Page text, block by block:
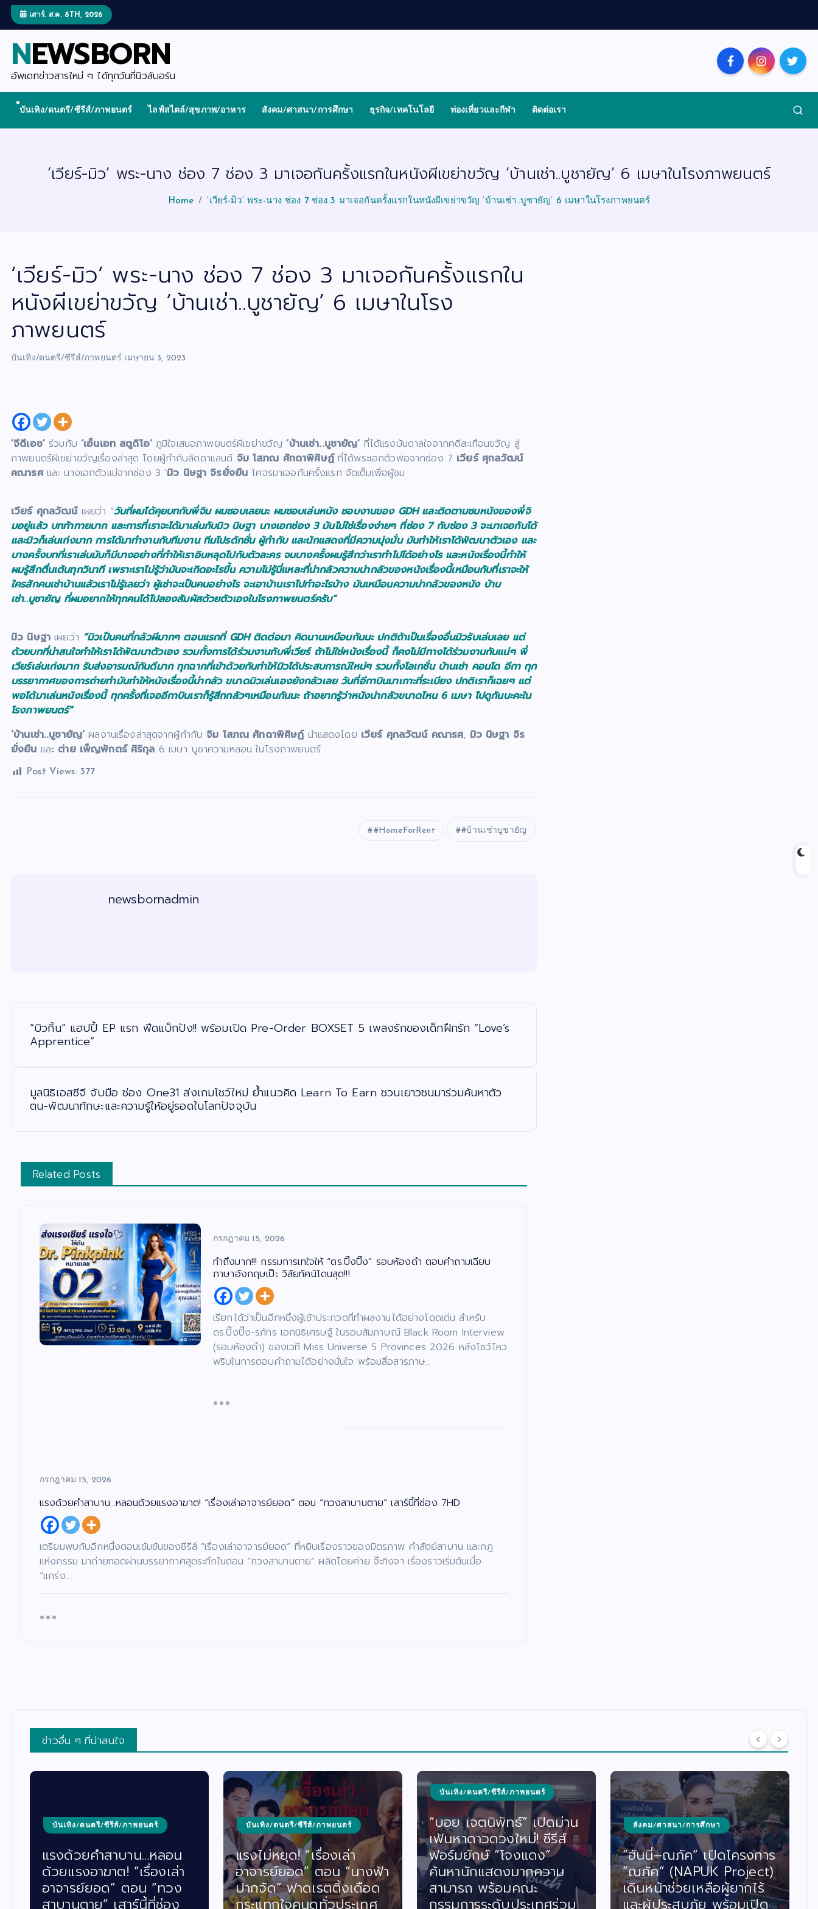
t
เสาร์. ส.ค. 8TH, 2026
NEWSBORN
อัพเดทข่าวสารใหม่ ๆ ได้ทุกวันที่นิวส์บอร์น
บันเทิง/ดนตรี/ซีรีส์/ภาพยนตร์ ไลฟ์สไตล์/สุขภาพ/อาหาร สังคม/ศาสนา/การศึกษา ธุรกิจ/เทคโนโลยี ท่องเที่ยวและกีฬา ติดต่อเรา
‘เวียร์-มิว’ พระ-นาง ช่อง 7 ช่อง 3 มาเจอกันครั้งแรกในหนังผีเขย่าขวัญ ‘บ้านเช่า..บูชายัญ’ 6 เมษาในโรงภาพยนตร์
Home ‘เวียร์-มิว’ พระ-นาง ช่อง 7 ช่อง 3 มาเจอกันครั้งแรกในหนังผีเขย่าขวัญ ‘บ้านเช่า..บูชายัญ’ 6 เมษาในโรงภาพยนตร์
‘เวียร์-มิว’ พระ-นาง ช่อง 7 ช่อง 3 มาเจอกันครั้งแรกใน
หนังผีเขย่าขวัญ ‘บ้านเช่า..บูชายัญ’ 6 เมษาในโรง
ภาพยนตร์
บันเทิง/ดนตรี/ซีรีส์/ภาพยนตร์ เมษายน 3, 2023
‘จีดีเอช’ร่วมกับ ‘เอ็นเอท สตูดิโอ’ภูมิใจเสนอภาพยนตร์ผีเขย่าขวัญ‘บ้านเช่า..บูชายัญ’ที่ได้แรงบันดาลใจจากคดีสะเทือนขวัญ สู่
ภาพยนตร์ผีเขย่าขวัญเรื่องล่าสุด โดยผู้กำกับลัดดาแลนด์ จิม โสภณ ศักดาพิศิษฏ์ ที่ได้พระเอกตัวพ่อจากช่อง 7 เวียร์ ศุกลวัฒน์
คณารศและ นางเอกตัวแม่จากช่อง 3 ‘มิว นิษฐา จิรยั่งยืน โคจรมาเจอกันครั้งแรก จัดเต็มเพื่อผู้ชม
เวียร์ ศุกลวัฒน์เผยว่า “วันที่ผมได้คุยบทกับพี่จิม ผมชอบเลยนะ ผมชอบเล่นหนัง ชอบงานของ GDH และติดตามชมหนังของพี่จิ
มอยู่แล้ว บทท้าทายมาก และการที่เราจะได้มาเล่นกับมิว นิษฐา นางเอกช่อง 3 มันไม่ใช่เรื่องง่ายๆ ที่ช่อง 7 กับช่อง 3 จะมาเจอกันได้
และมิวก็เล่นเก่งมาก การได้มาทำงานกับทีมงาน ทีมโปรดักชั่น ผู้กำกับ และนักแสดงที่มีความมุ่งมั่น มันทำให้เราได้พัฒนาตัวเอง และ
บางครั้งบทที่เราเล่นมันก็มีบางอย่างที่ทำให้เราอินหลุดไปกับตัวละคร จนบางครั้งผมรู้สึกว่าเราทำไปได้อย่างไร และหนังเรื่องนี้ทำให้
ผมรู้สึกตื่นเต้นทุกวินาที เพราะเราไม่รู้ว่ามันจะเกิดอะไรขึ้น ความไม่รู้นี่แหละที่น่ากลัวความน่ากลัวของหนังเรื่องนี้เหมือนกับที่เราจะให้
ใครสักคนเช่าบ้านแล้วเราไม่รู้เลยว่า ผู้เช่าจะเป็นคนอย่างไร จะเอาบ้านเราไปทำอะไรบ้าง มันเหมือนความน่ากลัวของหนัง บ้าน
เช่า..บูชายัญ ที่ผมอยากให้ทุกคนได้ไปลองสัมผัสด้วยตัวเองในโรงภาพยนตร์ครับ”
มิว นิษฐาเผยว่า “มิวเป็นคนที่กลัวผีมากๆ ตอนแรกที่ GDH ติดต่อมา คิดนานเหมือนกันนะ ปกติถ้าเป็นเรื่องอื่นมิวรับเล่นเลย แต่
ด้วยบทที่น่าสนใจทำให้เราได้พัฒนาตัวเอง รวมทั้งการได้ร่วมงานกับพี่เวียร์ ถ้าไม่ใช่หนังเรื่องนี้ ก็คงไม่มีทางได้ร่วมงานกันแน่ๆ พี่
เวียร์เล่นเก่งมาก รับส่งอารมณ์กันดีมาก ทุกฉากที่เข้าด้วยกันทำให้มิวได้ประสบการณ์ใหม่ๆ รวมทั้งโลเกชั่น บ้านเช่า คอนโด อีกา ทุก
บรรยากาศของการถ่ายทำมันทำให้หนังเรื่องนี้น่ากลัว ขนาดมิวเล่นเองยังกลัวเลย วันที่อีกาบินมาเกาะที่ระเบียง ปกติเราก็เฉยๆ แต่
พอได้มาเล่นหนังเรื่องนี้ ทุกครั้งที่เจออีกาบินเราก็รู้สึกกลัวๆเหมือนกันนะ ถ้าอยากรู้ว่าหนังน่ากลัวขนาดไหน 6 เมษา ไปดูกันนะคะใน
โรงภาพยนตร์”
‘บ้านเช่า..บูชายัญ’ผลงานเรื่องล่าสุดจากผู้กำกับ จิม โสภณ ศักดาพิศิษฏ์นำแสดงโดย เวียร์ ศุกลวัฒน์ คณารศ, มิว นิษฐา จิร
ยั่งยืน และ ต่าย เพ็ญพักตร์ ศิริกุล 6 เมษา บูชาความหลอน ในโรงภาพยนตร์
Post Views: 377
#HomeForRent #บ้านเช่าบูชายัญ
newsbornadmin
“บิวกิ้น” แฮปปี้ EP แรก ฟีดแบ็กปัง!! พร้อมเปิด Pre-Order BOXSET 5 เพลงรักของเด็กฝึกรัก “Love’s
Apprentice”
มูลนิธิเอสซีจี จับมือ ช่อง One31 ส่งเกมโชว์ใหม่ ย้ำแนวคิด Learn To Earn ชวนเยาวชนมาร่วมค้นหาตัว
ตน-พัฒนาทักษะและความรู้ให้อยู่รอดในโลกปัจจุบัน
Related Posts
กรกฎาคม 15, 2026
ทำถึงมาก!!! กรรมการเทใจให้ “ดร.ปิ๊งปิ๊ง” รอบห้องดำ ตอบคำถามเฉียบ
ภาษาอังกฤษเป๊ะ วิสัยทัศน์โดนสุด!!!
เรียกได้ว่าเป็นอีกหนึ่งผู้เข้าประกวดที่ทำผลงานได้อย่างโดดเด่น สำหรับ
ดร.ปิ๊งปิ๊ง-รภัทร เอกนิธิเศรษฐ์ ในรอบสัมภาษณ์ Black Room Interview
(รอบห้องดำ) ของเวที Miss Universe 5 Provinces 2026 หลังโชว์ไหว
พริบในการตอบคำถามได้อย่างมั่นใจ พร้อมสื่อสารภาษ…
กรกฎาคม 15, 2026
แรงด้วยคำสาบาน…หลอนด้วยแรงอาฆาต! “เรื่องเล่าอาจารย์ยอด” ตอน “ทวงสาบานตาย” เสาร์นี้ที่ช่อง 7HD
เตรียมพบกับอีกหนึ่งตอนเข้มข้นของซีรีส์ “เรื่องเล่าอาจารย์ยอด” ที่หยิบเรื่องราวของมิตรภาพ คำสัตย์สาบาน และกฎ
แห่งกรรม มาถ่ายทอดผ่านบรรยากาศสุดระทึกในตอน “ทวงสาบานตาย” ผลิตโดยค่าย จ๊ะทิงจา เรื่องราวเริ่มต้นเมื่อ
“แกร่ง…
ข่าวอื่น ๆ ที่น่าสนใจ
บันเทิง/ดนตรี/ซีรีส์/ภาพยนตร์
แรงไม่หยุด! “เรื่องเล่า
อาจารย์ยอด” ตอน “นางฟ้า
ปากจัด” ฟาดเรตติ้งเดือด
กระแทกใจคนดูทั่วประเทศ
บันเทิง/ดนตรี/ซีรีส์/ภาพยนตร์
“บอย เจตนิพัทธ์” เปิดม่าน
เฟ้นหาดาวดวงใหม่! ซีรีส์
ฟอร์มยักษ์ “โจงแดง”
ค้นหานักแสดงมากความ
สามารถ พร้อมคณะ
กรรมการระดับประเทศร่วม
สังคม/ศาสนา/การศึกษา
“ฮันนี่–ณภัค” เปิดโครงการ
“ณภัค” (NAPUK Project)
เดินหน้าช่วยเหลือผู้ยากไร้
และผู้ประสบภัย พร้อมเปิด
บันเทิง/ดนตรี/ซีรีส์/ภาพยนตร์
เปิดใจ “โอปอ มิตรชัย”
นางเอกน้องใหม่ ประเดิม
สนามจริงครั้งแรกใน “เรื่อ
เล่าอาจารย์ยอด” ตอน